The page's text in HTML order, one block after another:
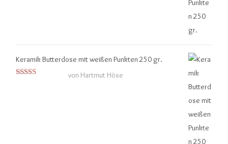
Keramik Butterdose mit weißen Punkten 250 gr.
von Hartmut Höse